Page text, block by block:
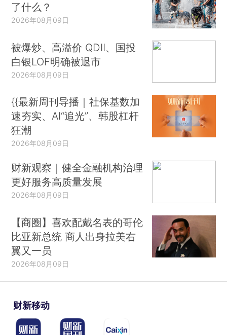
了什么？
2026年08月09日
被爆炒、高溢价 QDII、国投
白银LOF明确被退市
2026年08月09日
{{最新周刊导播｜社保基数加
速夯实、AI“追光”、韩股杠杆
狂潮
2026年08月09日
财新观察｜健全金融机构治理
更好服务高质量发展
2026年08月09日
【商圈】喜欢配戴名表的哥伦
比亚新总统 商人出身拉美右
翼又一员
2026年08月09日
财新移动